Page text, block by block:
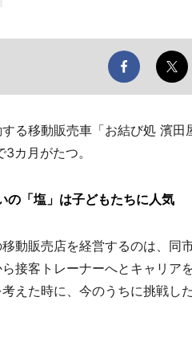
る移動販売車「お結び処 濱田
カ月がたつ。
の「塩」は子どもたちに人気
動販売店を経営するのは、同
接客トレーナーへとキャリア
えた時に、今のうちに挑戦し